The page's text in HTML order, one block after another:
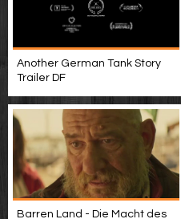
Another German Tank Story
Trailer DF
Barren Land - Die Macht des